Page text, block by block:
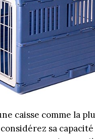
caisse comme la
sa